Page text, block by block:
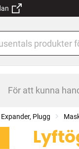
För att kunna
Plugg